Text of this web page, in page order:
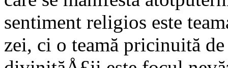
sentiment religios este
zei, ci o teamă pricinuită